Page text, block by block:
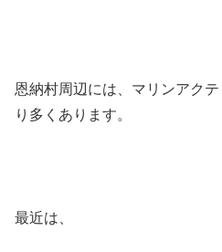
恩納村周辺には、マリンアク
り多くあります。
最近は、